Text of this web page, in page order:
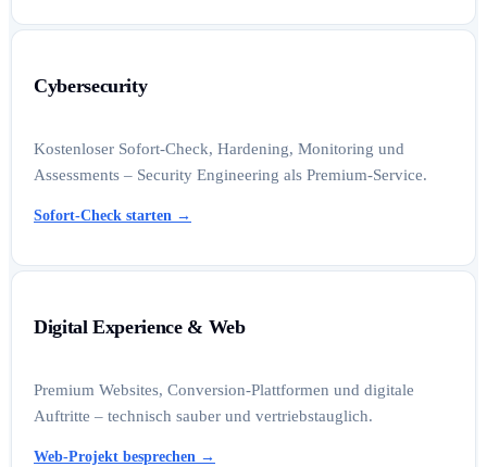
Cybersecurity
Kostenloser Sofort-Check, Hardening, Monitoring und
Assessments – Security Engineering als Premium-Service.
Sofort-Check starten →
Digital Experience & Web
Premium Websites, Conversion-Plattformen und digitale
Auftritte – technisch sauber und vertriebstauglich.
Web-Projekt besprechen →